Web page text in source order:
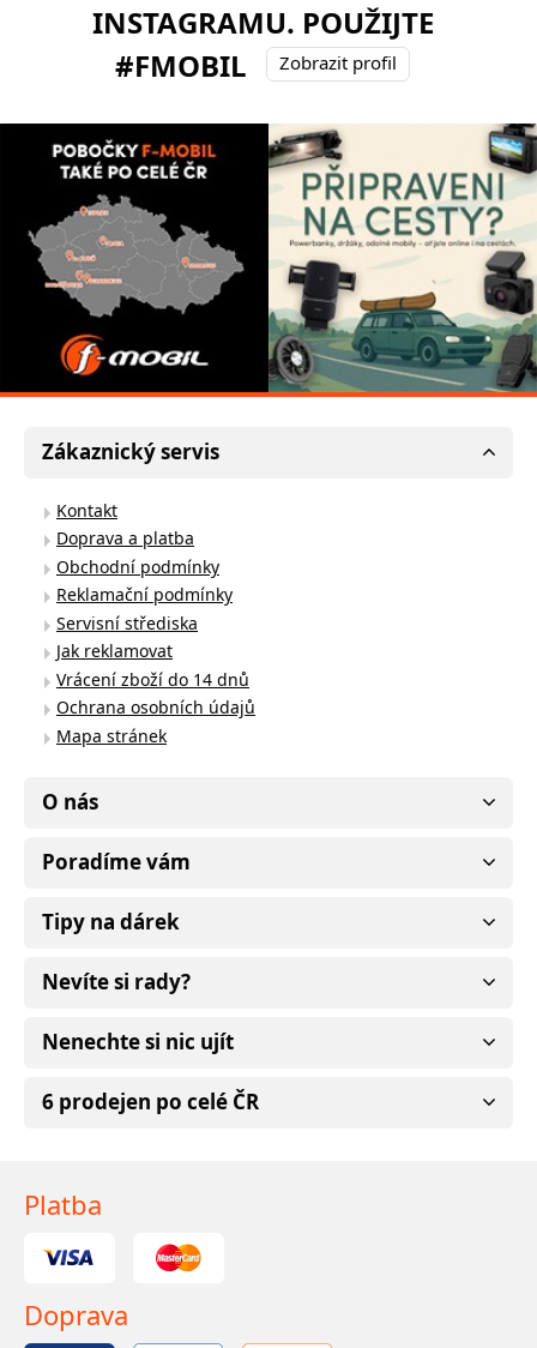
INSTAGRAMU. POUŽIJTE
#FMOBIL
Zobrazit profil
Zákaznický servis
Kontakt
Doprava a platba
Obchodní podmínky
Reklamační podmínky
Servisní střediska
Jak reklamovat
Vrácení zboží do 14 dnů
Ochrana osobních údajů
Mapa stránek
O nás
Poradíme vám
Tipy na dárek
Nevíte si rady?
Nenechte si nic ujít
6 prodejen po celé ČR
Platba
Doprava